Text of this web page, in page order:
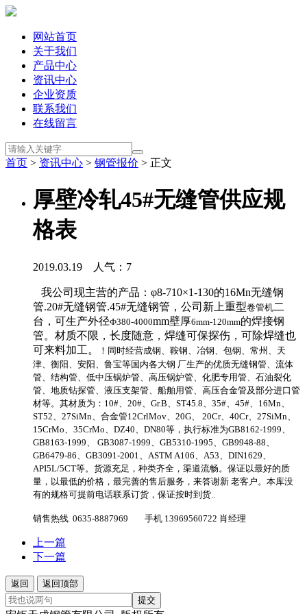
网站首页
关于我们
产品中心
资讯中心
企业资质
联系我们
在线留言
首页 > 资讯中心 > 钢管报价 > 正文
厚壁冷轧45#无缝管供应规
格表
2019.03.19 人气： 7
我公司现主营的产品：φ8-710×1-130的16Mn无缝钢
管.20#无缝钢管.45#无缝钢管，公司新上重型卷管机二
台，可生产外径Ф380-4000mm壁厚6mm-120mm的焊接钢
管。材质不限，长度随意，焊缝可保探伤，可除焊缝也
可来料加工。
！同时经营成钢、鞍钢、冶钢、包钢、常州、天
津、衡阳、安阳、鲁宝等国内各大钢 厂生产的优质无缝钢管、流体
管、结构管、低中压锅炉管、高压锅炉管、化肥专用管、石油裂化
管、地质钻探管、液压支架管、船舶用管、高压合金管及部分进口管
材等。其材质为：10#、20#、Gr.B、ST45.8、35#、45#、16Mn、
ST52、27SiMn、合金管12CrlMov、20G、 20Cr、40Cr、27SiMn、
15CrMo、35CrMo、DZ40、DN80等，执行标准为GB8162-1999、
GB8163-1999、 GB3087-1999、GB5310-1995、GB9948-88、
GB6479-86、GB3091-2001、ASTM A106、A53、DIN1629、
API5L/5CT等。货源充足，种类齐全，渠道流畅。保证以最好的质
量，以最低的价格，最完善的售后服务，来答谢新 老客户。本库没
有的规格可提前电话联系订货，保证按时到货..
销售热线 0635-8887969 手机 13969560722 肖经理
上一篇
下一篇
返回
返回顶部
提交